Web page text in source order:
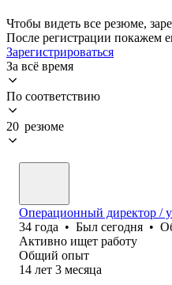
Чтобы видеть все резюме,
После регистрации покажем
Зарегистрироваться
За всё время
По соответствию
20 резюме
Операционный директор /
34 года • Был сегодня •
Активно ищет работу
Общий опыт
14 лет 3 месяца